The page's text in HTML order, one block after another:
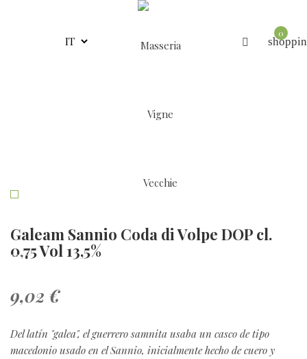
0
Galeam Sannio Coda di Volpe DOP cl.
0,75 Vol 13,5%
9,02 €
Del latín "galea", el guerrero samnita usaba un casco de tipo
macedonio usado en el Sannio, inicialmente hecho de cuero y